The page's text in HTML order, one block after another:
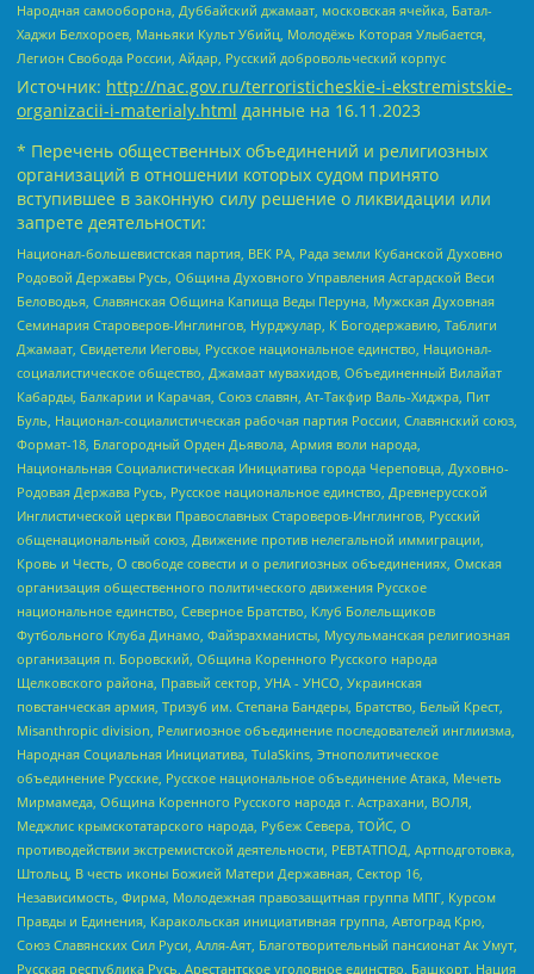
Народная самооборона, Дуббайский джамаат, московская ячейка, Батал-
Хаджи Белхороев, Маньяки Культ Убийц, Молодёжь Которая Улыбается,
Легион Свобода России, Айдар, Русский добровольческий корпус
Источник: http://nac.gov.ru/terroristicheskie-i-ekstremistskie-
organizacii-i-materialy.html данные на 16.11.2023
* Перечень общественных объединений и религиозных
организаций в отношении которых судом принято
вступившее в законную силу решение о ликвидации или
запрете деятельности:
Национал-большевистская партия, ВЕК РА, Рада земли Кубанской Духовно
Родовой Державы Русь, Община Духовного Управления Асгардской Веси
Беловодья, Славянская Община Капища Веды Перуна, Мужская Духовная
Семинария Староверов-Инглингов, Нурджулар, К Богодержавию, Таблиги
Джамаат, Свидетели Иеговы, Русское национальное единство, Национал-
социалистическое общество, Джамаат мувахидов, Объединенный Вилайат
Кабарды, Балкарии и Карачая, Союз славян, Ат-Такфир Валь-Хиджра, Пит
Буль, Национал-социалистическая рабочая партия России, Славянский союз,
Формат-18, Благородный Орден Дьявола, Армия воли народа,
Национальная Социалистическая Инициатива города Череповца, Духовно-
Родовая Держава Русь, Русское национальное единство, Древнерусской
Инглистической церкви Православных Староверов-Инглингов, Русский
общенациональный союз, Движение против нелегальной иммиграции,
Кровь и Честь, О свободе совести и о религиозных объединениях, Омская
организация общественного политического движения Русское
национальное единство, Северное Братство, Клуб Болельщиков
Футбольного Клуба Динамо, Файзрахманисты, Мусульманская религиозная
организация п. Боровский, Община Коренного Русского народа
Щелковского района, Правый сектор, УНА - УНСО, Украинская
повстанческая армия, Тризуб им. Степана Бандеры, Братство, Белый Крест,
Misanthropic division, Религиозное объединение последователей инглиизма,
Народная Социальная Инициатива, TulaSkins, Этнополитическое
объединение Русские, Русское национальное объединение Атака, Мечеть
Мирмамеда, Община Коренного Русского народа г. Астрахани, ВОЛЯ,
Меджлис крымскотатарского народа, Рубеж Севера, ТОЙС, О
противодействии экстремистской деятельности, РЕВТАТПОД, Артподготовка,
Штольц, В честь иконы Божией Матери Державная, Сектор 16,
Независимость, Фирма, Молодежная правозащитная группа МПГ, Курсом
Правды и Единения, Каракольская инициативная группа, Автоград Крю,
Союз Славянских Сил Руси, Алля-Аят, Благотворительный пансионат Ак Умут,
Русская республика Русь, Арестантское уголовное единство, Башкорт, Нация